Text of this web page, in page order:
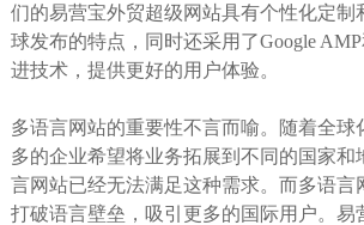
们的易营宝外贸超级网站具有个性化定制
球发布的特点，同时还采用了Google
进技术，提供更好的用户体验。
多语言网站的重要性不言而喻。随着全球
多的企业希望将业务拓展到不同的国家和
言网站已经无法满足这种需求。而多语言
打破语言壁垒，吸引更多的国际用户。易